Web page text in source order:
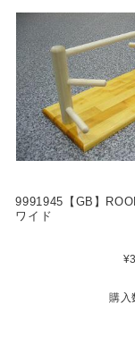
9991945【GB】
ワイド
購入